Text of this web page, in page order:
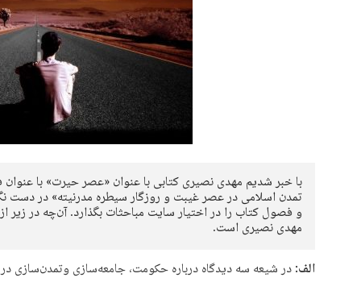
با خبر شدیم مهدی نصیری کتابی با عنوان «عصر حیرت» با عنوان
تمدن اسلامی در عصر غیبت و روزگار سیطره مدرنیته» در دست
و فصول کتاب را در اختیار سایت مباحثات بگذارد. آن‌چه در زیر
مهدی نصیری است.
الف:در شیعه سه دیدگاه درباره حکومت، جامعه‌سازی وتمدن‌سازی